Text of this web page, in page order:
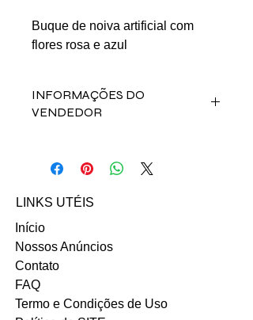
Buque de noiva artificial com
flores rosa e azul
INFORMAÇÕES DO
VENDEDOR
Sousa pelo contato abaixo:
INSTAGRAM
Email: ma.fernandasousap@gmail.co
m
LINKS UTÉIS
Início
Nossos Anúncios
Contato
FAQ
Termo e Condições de Uso